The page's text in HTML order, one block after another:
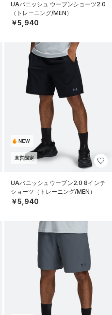
UAバニッシュ ウーブンショーツ2.0
（トレーニング/MEN）
￥5,940
NEW
直営限定
UAバニッシュウーブン2.0 8インチ
ショーツ（トレーニング/MEN）
￥5,940